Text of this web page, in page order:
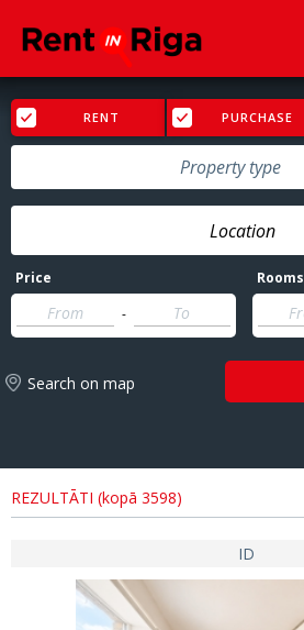
RENT PURCHASE
Property type
Price
-
Rooms
Search on map
REZULTĀTI (kopā 3598)
ID